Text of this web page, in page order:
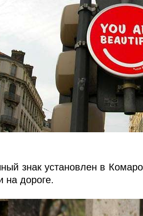
знак установлен в
на дороге.